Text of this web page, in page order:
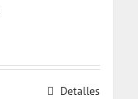
Detalles